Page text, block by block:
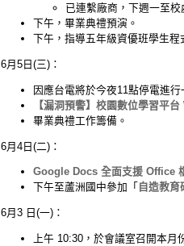
已連繫廠商，下週一至校
下午，畢業典禮預演。
下午，指導五年級資優班學生程
6月5日(三)：
因應台電將於今夜11點停電進
【漏洞預警】校園數位學習平
畢業典禮工作籌備。
6月4日(二)：
Google Docs 全面支援 Office
下午至蘆洲國中參加「 自造教育
6月3 日(一)：
上午 10:30，於會議室召開本月